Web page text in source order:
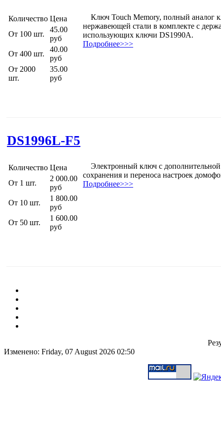
Количество Цена
От 100 шт.
45.00
руб
От 400 шт.
40.00
руб
От 2000
шт.
35.00
руб
Ключ Touch Memory, полный аналог
нержавеющей стали в комплекте с
использующих ключи DS1990A.
Подробнее>>>
DS1996L-F5
Количество Цена
От 1 шт.
2 000.00
руб
От 10 шт.
1 800.00
руб
От 50 шт.
1 600.00
руб
Электронный ключ с дополнительной
сохранения и переноса настроек
Подробнее>>>
Изменено: Friday, 07 August 2026 02:50